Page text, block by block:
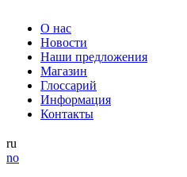
О нас
Новости
Наши предложения
Магазин
Глоссарий
Информация
Контакты
ru
no